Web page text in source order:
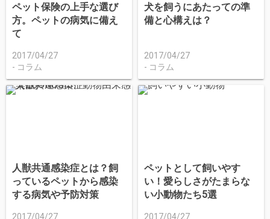
ペット保険の上手な選び
方。ペットの病気に備え
て
2017/04/27
コラム
犬を飼うにあたっての準
備と心構えは？
2017/04/27
コラム
人獣共通感染症とは？飼
っているペットから感染
する病気や予防対策
2017/04/27
ペットとして飼いやす
い！愛らしさがたまらな
い小動物たち5選
2017/04/27